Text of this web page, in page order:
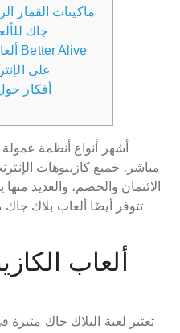
ماكينات القمار
جاك
على
أفكار
أشهر أنواع أنظمة
مباشر. جميع كازينوهات
الائتمان والخصم، والعديد
تتوفر أيضًا ألعاب بلاك
ألعاب
تعتبر لعبة البلاك جاك مثيرة